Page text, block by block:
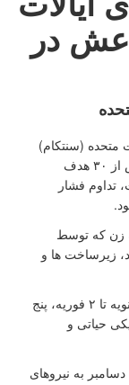
در
متحده (سنتکام)
در بازه زمانی ۳ تا ۱۲ فوریه، ۱۰ حمله علیه بیش از ۳۰ هدف
تداوم فشار
‌زن که توسط
زیرساخت ‌ها و
پیش از این نیز نیروهای سنتکام در فاصله ۲۷ ژانویه تا ۲ فوریه، پنج
حیاتی و
عملیات حمله چشم شاهین در پاسخ به حمله ۱۳ دسامبر به نیروهای